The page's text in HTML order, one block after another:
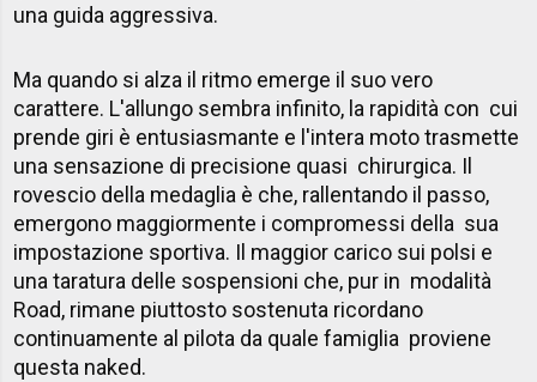
una guida aggressiva.
Ma quando si alza il ritmo emerge il suo vero
carattere. L'allungo sembra infinito, la rapidità con cui
prende giri è entusiasmante e l'intera moto trasmette
una sensazione di precisione quasi chirurgica. Il
rovescio della medaglia è che, rallentando il passo,
emergono maggiormente i compromessi della sua
impostazione sportiva. Il maggior carico sui polsi e
una taratura delle sospensioni che, pur in modalità
Road, rimane piuttosto sostenuta ricordano
continuamente al pilota da quale famiglia proviene
questa naked.